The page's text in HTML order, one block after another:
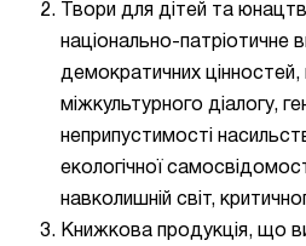
Твори для дітей та
національно-патріотичне
демократичних цінностей,
міжкультурного діалогу,
неприпустимості
екологічної
навколишній світ,
Книжкова продукція, що